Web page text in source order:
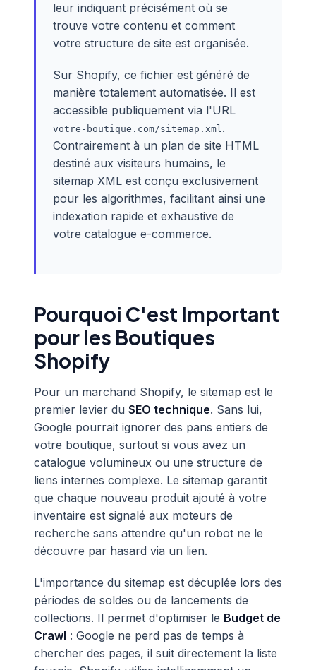
leur indiquant précisément où se
trouve votre contenu et comment
votre structure de site est organisée.
Sur Shopify, ce fichier est généré de
manière totalement automatisée. Il est
accessible publiquement via l'URL
votre-boutique.com/sitemap.xml.
Contrairement à un plan de site HTML
destiné aux visiteurs humains, le
sitemap XML est conçu exclusivement
pour les algorithmes, facilitant ainsi une
indexation rapide et exhaustive de
votre catalogue e-commerce.
Pourquoi C'est Important
pour les Boutiques
Shopify
Pour un marchand Shopify, le sitemap est le
premier levier du SEO technique. Sans lui,
Google pourrait ignorer des pans entiers de
votre boutique, surtout si vous avez un
catalogue volumineux ou une structure de
liens internes complexe. Le sitemap garantit
que chaque nouveau produit ajouté à votre
inventaire est signalé aux moteurs de
recherche sans attendre qu'un robot ne le
découvre par hasard via un lien.
L'importance du sitemap est décuplée lors des
périodes de soldes ou de lancements de
collections. Il permet d'optimiser le Budget de
Crawl : Google ne perd pas de temps à
chercher des pages, il suit directement la liste